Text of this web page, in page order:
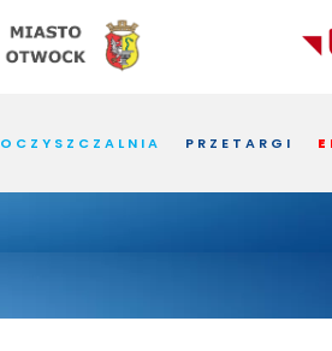
OCZYSZCZALNIA PRZETARGI